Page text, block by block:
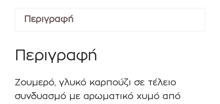
Περιγραφή
Περιγραφή
Ζουμερό, γλυκό καρπούζι σε τέλειο
συνδυασμό με αρωματικό χυμό από